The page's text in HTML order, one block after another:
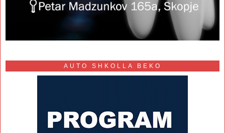
AUTO SHKOLLA BEKO